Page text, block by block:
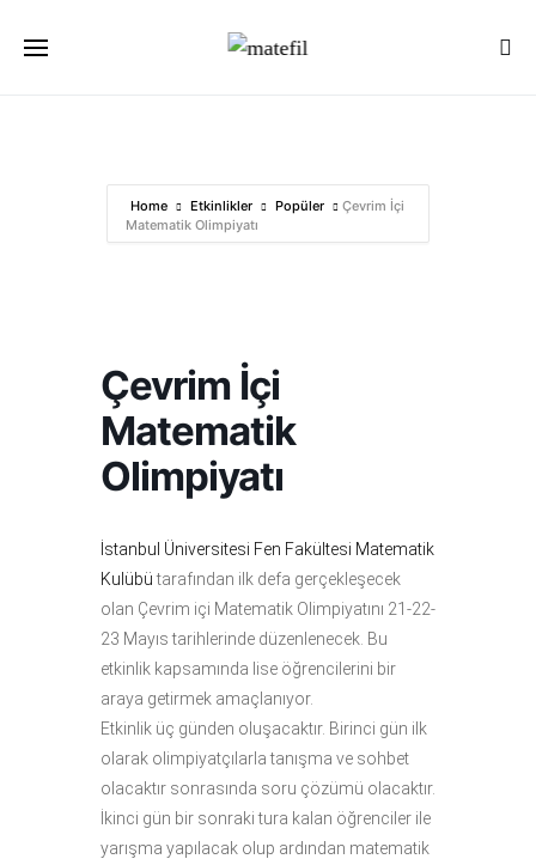
Home Etkinlikler Popüler
Çevrim İçi
Matematik Olimpiyatı
Çevrim İçi
Matematik
Olimpiyatı
İstanbul Üniversitesi Fen Fakültesi Matematik
Kulübütarafından ilk defa gerçekleşecek
olan Çevrim içi Matematik Olimpiyatını 21-22-
23 Mayıs tarihlerinde düzenlenecek. Bu
etkinlik kapsamında lise öğrencilerini bir
araya getirmek amaçlanıyor.
Etkinlik üç günden oluşacaktır. Birinci gün ilk
olarak olimpiyatçılarla tanışma ve sohbet
olacaktır sonrasında soru çözümü olacaktır.
İkinci gün bir sonraki tura kalan öğrenciler ile
yarışma yapılacak olup ardından matematik